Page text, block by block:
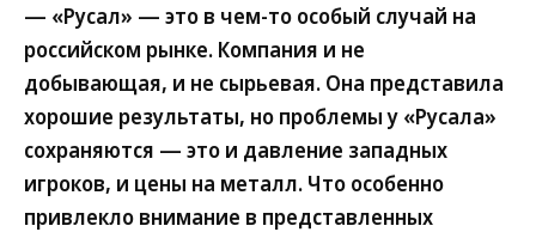
— «Русал» — это в чем-то особый случай на
российском рынке. Компания и не
добывающая, и не сырьевая. Она представила
хорошие результаты, но проблемы у «Русала»
сохраняются — это и давление западных
игроков, и цены на металл. Что особенно
привлекло внимание в представленных